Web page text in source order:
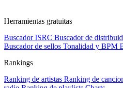
Herramientas gratuitas
Buscador ISRC Buscador de
Buscador de sellos Tonalidad y BPM
Rankings
Ranking de artistas Ranking de